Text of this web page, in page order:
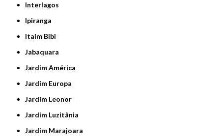
Interlagos
Ipiranga
Itaim Bibi
Jabaquara
Jardim América
Jardim Europa
Jardim Leonor
Jardim Luzitânia
Jardim Marajoara